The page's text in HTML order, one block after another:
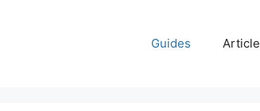
Guides Article